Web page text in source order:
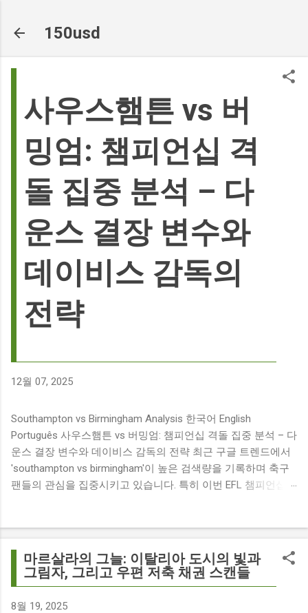
150usd
사우스햄튼 vs 버
밍엄: 챔피언십 격
돌 집중 분석 – 다
운스 결장 변수와
데이비스 감독의
전략
12월 07, 2025
Southampton vs Birmingham Analysis 한국어 English
Português 사우스햄튼 vs 버밍엄: 챔피언십 격돌 집중 분석 – 다
운스 결장 변수와 데이비스 감독의 전략 최근 구글 트렌드에서
'southampton vs birmingham'이 높은 검색량을 기록하며 축구
팬들의 관심을 집중시키고 있습니다. 특히 이번 EFL 챔피언십
다음과 같습니다. The 9 players set to miss Southampton v
Birmingham City ft £7m striker Damion Downs : 사우스햄튼과
버밍엄 시티 경기에서 총 9명의 선수가 결장할 예정이며, 특히
700만 파운드 스트라이커 데미언 다운스의 결장은 사우스햄튼
마르살라의 그늘: 이탈리아 도시의 빛과
그림자, 그리고 우편 저축 채권 스캔들
8월 19, 2025